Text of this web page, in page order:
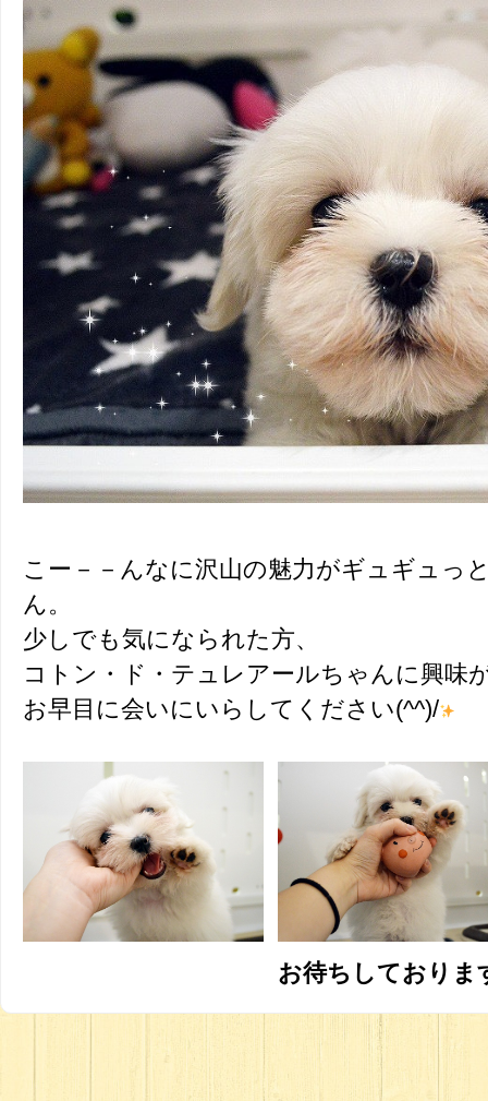
こー－－んなに沢山の魅力がギュギュっ
ん。
少しでも気になられた方、
コトン・ド・テュレアールちゃんに興味
お早目に会いにいらしてください(^^)/
お待ちしておりま